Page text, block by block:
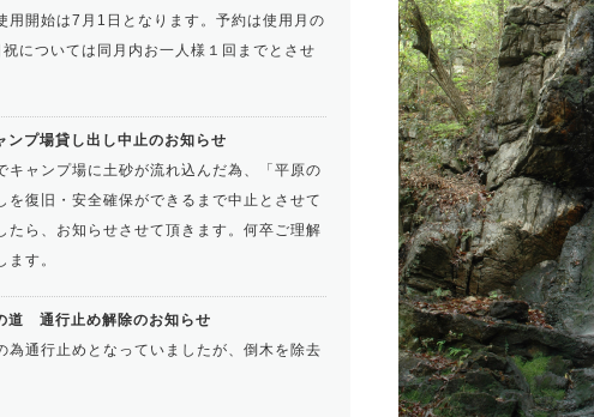
用開始は7月1日となります。予約は使用月の
については同月内お一人様１回までとさせ
ンプ場貸し出し中止のお知らせ
キャンプ場に土砂が流れ込んだ為、「平原の
を復旧・安全確保ができるまで中止とさせて
たら、お知らせさせて頂きます。何卒ご理解
す。
道 通行止め解除のお知らせ
為通行止めとなっていましたが、倒木を除去